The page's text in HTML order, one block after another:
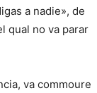
a nadie», de
qual no va parar
va commoure